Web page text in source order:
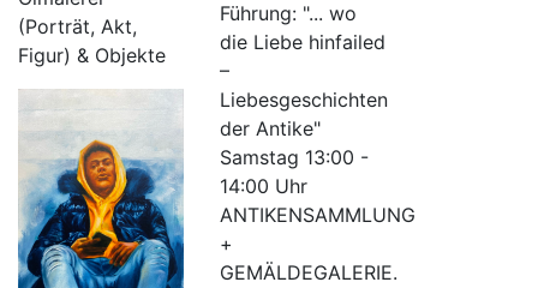
(Porträt, Akt,
Figur) & Objekte
Führung: "... wo
die Liebe hinfailed
–
Liebesgeschichten
der Antike"
Samstag 13:00 -
14:00 Uhr
ANTIKENSAMMLUNG
+
GEMÄLDEGALERIE.